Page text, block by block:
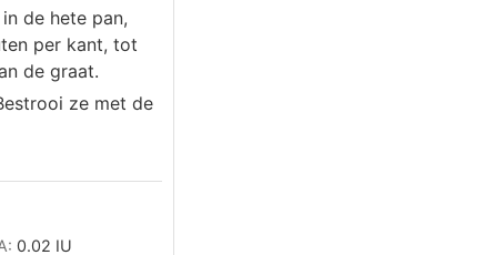
de hete pan,
per kant, tot
de graat.
ze met de
0.02 IU